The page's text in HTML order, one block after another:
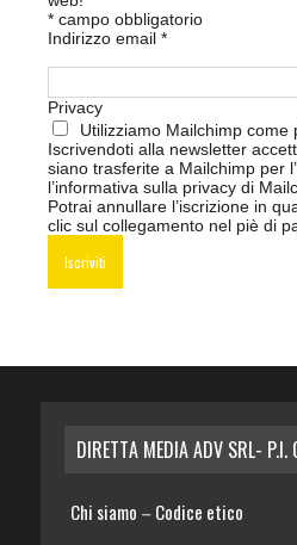
* campo obbligatorio
Indirizzo email *
Privacy
Utilizziamo Mailchimp come
Iscrivendoti alla newsletter
siano trasferite a Mailchimp per
l’informativa sulla privacy di
Potrai annullare l’iscrizione in
clic sul collegamento nel piè di
DIRETTA MEDIA ADV SRL-
Chi siamo – Codice etico